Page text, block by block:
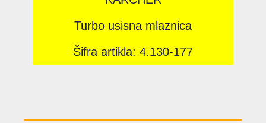
Turbo usisna mlaznica
Šifra artikla: 4.130-177